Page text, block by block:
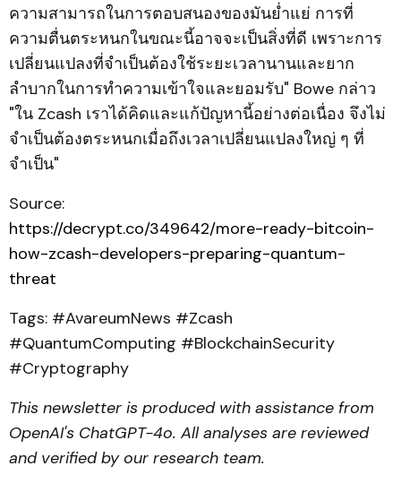
ความสามารถในการตอบสนองของมันย่ำแย่ การที่
ความตื่นตระหนกในขณะนี้อาจจะเป็นสิ่งที่ดี เพราะการ
เปลี่ยนแปลงที่จำเป็นต้องใช้ระยะเวลานานและยาก
ลำบากในการทำความเข้าใจและยอมรับ" Bowe กล่าว
"ใน Zcash เราได้คิดและแก้ปัญหานี้อย่างต่อเนื่อง จึงไม่
จำเป็นต้องตระหนกเมื่อถึงเวลาเปลี่ยนแปลงใหญ่ ๆ ที่
จำเป็น"
Source:
https://decrypt.co/349642/more-ready-bitcoin-
how-zcash-developers-preparing-quantum-
threat
Tags: #AvareumNews #Zcash
#QuantumComputing #BlockchainSecurity
#Cryptography
This newsletter is produced with assistance from
OpenAI's ChatGPT-4o. All analyses are reviewed
and verified by our research team.